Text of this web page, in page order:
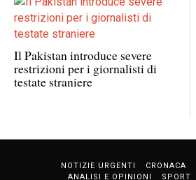
Il Pakistan introduce severe
restrizioni per i giornalisti di
testate straniere
NOTIZIE URGENTI CRONACA
ANALISI E OPINIONI
SPORT